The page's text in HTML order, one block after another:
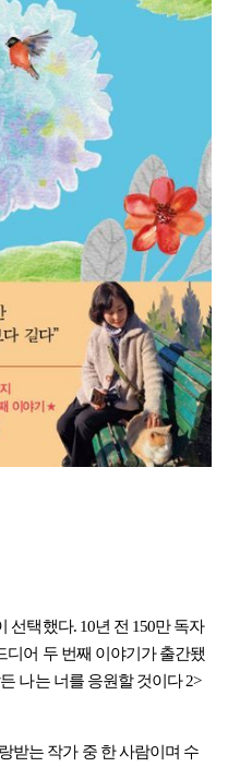
선택했다. 10년 전 150만 독자
디어 두 번째 이야기가 출간됐
나는 너를 응원할 것이다 2>
받는 작가 중 한 사람이며 수